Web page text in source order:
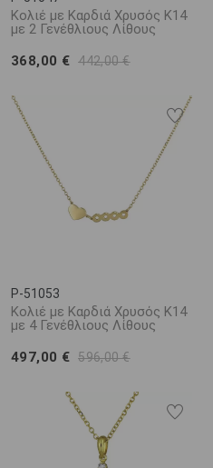
Κολιέ με Καρδιά Χρυσός Κ14
με 2 Γενέθλιους Λίθους
368,00 € 442,00 €
P-51053
Κολιέ με Καρδιά Χρυσός Κ14
με 4 Γενέθλιους Λίθους
497,00 € 596,00 €